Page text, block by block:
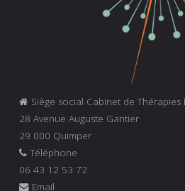
Siège social Cabinet de Thérapies
28 Avenue Auguste Gantier
29 000 Quimper
Téléphone
06 43 12 53 72
Email